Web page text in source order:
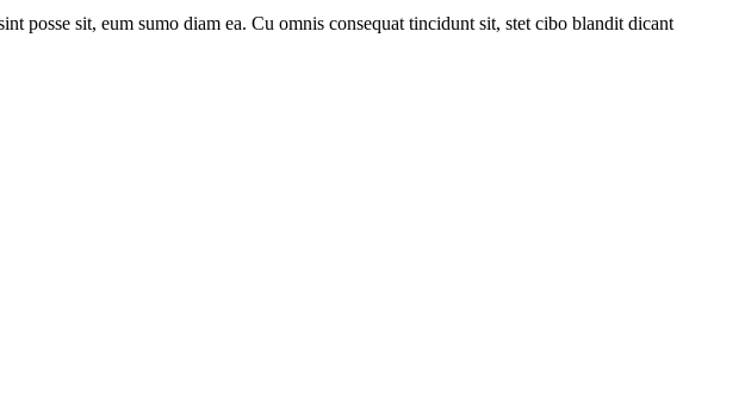
posse sit, eum sumo diam ea. Cu omnis consequat tincidunt sit, stet cibo blandit dicant